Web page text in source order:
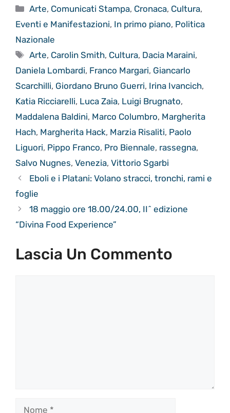
Categorie
Arte, Comunicati Stampa, Cronaca, Cultura,
Eventi e Manifestazioni, In primo piano, Politica
Nazionale
Tag
Arte, Carolin Smith, Cultura, Dacia Maraini,
Daniela Lombardi, Franco Margari, Giancarlo
Scarchilli, Giordano Bruno Guerri, Irina Ivancich,
Katia Ricciarelli, Luca Zaia, Luigi Brugnato,
Maddalena Baldini, Marco Columbro, Margherita
Hach, Margherita Hack, Marzia Risaliti, Paolo
Liguori, Pippo Franco, Pro Biennale, rassegna,
Salvo Nugnes, Venezia, Vittorio Sgarbi
Eboli e i Platani: Volano stracci, tronchi, rami e
foglie
18 maggio ore 18.00/24.00, II^ edizione
“Divina Food Experience”
Lascia Un Commento